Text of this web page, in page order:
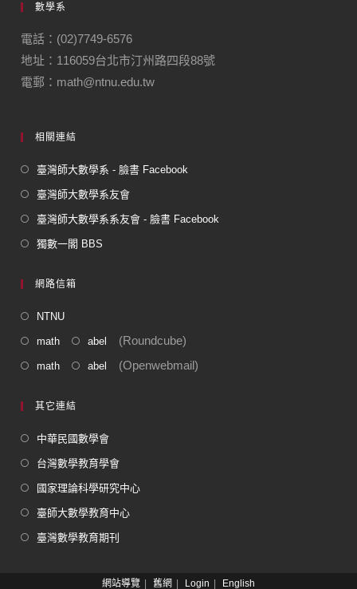
數學系
電話：(02)7749-6576
地址：116059台北市汀州路四段88號
電郵：math@ntnu.edu.tw
相關連結
臺灣師大數學系 - 臉書 Facebook
臺灣師大數學系友會
臺灣師大數學系系友會 - 臉書 Facebook
獨數一閣 BBS
網路信箱
NTNU
math abel (Roundcube)
math abel (Openwebmail)
其它連結
中華民國數學會
台灣數學教育學會
國家理論科學研究中心
臺師大數學教育中心
臺灣數學教育期刊
網站導覽 舊網 Login English